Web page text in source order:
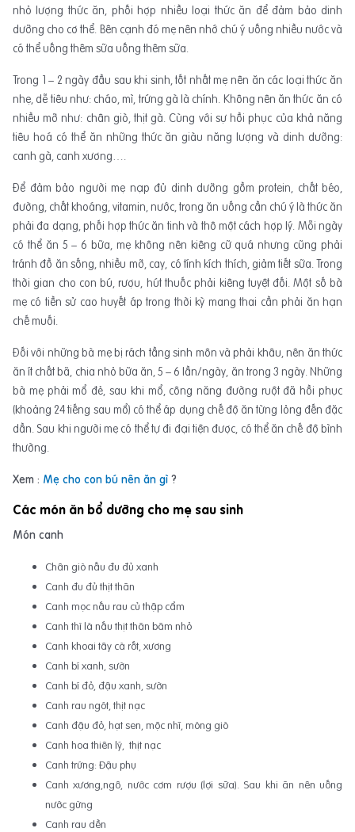
nhỏ lượng thức ăn, phối hợp nhiều loại thức ăn để đảm bảo dinh
dưỡng cho cơ thể. Bên cạnh đó mẹ nên nhớ chú ý uống nhiều nước và
có thể uống thêm sữa uống thêm sữa.
Trong 1 – 2 ngày đầu sau khi sinh, tốt nhất mẹ nên ăn các loại thức ăn
nhẹ, dễ tiêu như: cháo, mì, trứng gà là chính. Không nên ăn thức ăn có
nhiều mỡ như: chân giò, thịt gà. Cùng với sự hồi phục của khả năng
tiêu hoá có thể ăn những thức ăn giàu năng lượng và dinh dưỡng:
canh gà, canh xương….
Để đảm bảo người mẹ nạp đủ dinh dưỡng gồm protein, chất béo,
đường, chất khoáng, vitamin, nước, trong ăn uống cần chú ý là thức ăn
phải đa dạng, phối hợp thức ăn tinh và thô một cách hợp lý. Mỗi ngày
có thể ăn 5 – 6 bữa, mẹ không nên kiêng cữ quá nhưng cũng phải
tránh đồ ăn sống, nhiều mỡ, cay, có tính kích thích, giảm tiết sữa. Trong
thời gian cho con bú, rượu, hút thuốc phải kiêng tuyệt đối. Một số bà
mẹ có tiền sử cao huyết áp trong thời kỳ mang thai cần phải ăn hạn
chế muối.
Đối với những bà mẹ bị rách tầng sinh môn và phải khâu, nên ăn thức
ăn ít chất bã, chia nhỏ bữa ăn, 5 – 6 lần/ngày, ăn trong 3 ngày. Những
bà mẹ phải mổ đẻ, sau khi mổ, công năng đường ruột đã hồi phục
(khoảng 24 tiếng sau mổ) có thể áp dụng chế độ ăn từng lỏng đến đặc
dần. Sau khi người mẹ có thể tự đi đại tiện được, có thể ăn chế độ bình
thường.
Xem : Mẹ cho con bú nên ăn gì ?
Các món ăn bổ dưỡng cho mẹ sau sinh
Món canh
Chân giò nấu đu đủ xanh
Canh đu đủ thịt thăn
Canh mọc nấu rau củ thập cẩm
Canh thì là nấu thịt thăn băm nhỏ
Canh khoai tây cà rốt, xương
Canh bí xanh, sườn
Canh bí đỏ, đậu xanh, sườn
Canh rau ngót, thịt nạc
Canh đậu đỏ, hạt sen, mộc nhĩ, móng giò
Canh hoa thiên lý, thịt nạc
Canh trứng: Đậu phụ
Canh xương,ngô, nước cơm rượu (lợi sữa). Sau khi ăn nên uống
nước gừng
Canh rau dền